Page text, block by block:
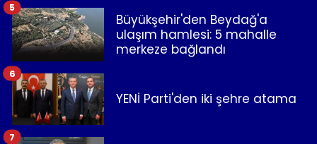
Büyükşehir'den Beydağ'a
ulaşım hamlesi: 5 mahalle
merkeze bağlandı
5
YENİ Parti'den iki şehre atama
6
7